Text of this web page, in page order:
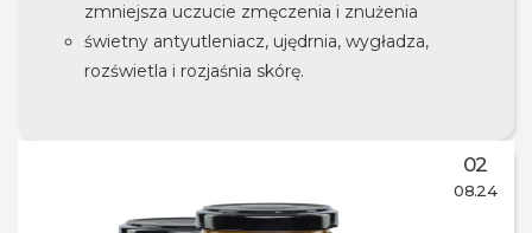
zmniejsza uczucie zmęczenia i znużenia
świetny antyutleniacz, ujędrnia, wygładza,
rozświetla i rozjaśnia skórę.
02
08.24